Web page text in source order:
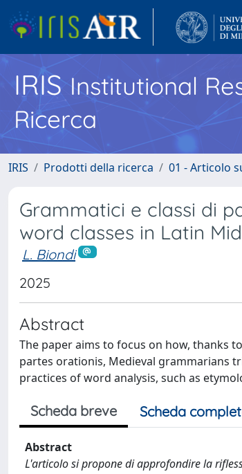
IRISInstitutional
Ricerca
IRIS Prodotti della ricerca 01 - Articolo
Grammatici e classi di
word classes in Latin
L. Biondi
2025
Abstract
The paper aims to focus on how, thanks
partes orationis, Medieval grammarians
practices of word analysis, such as
Scheda breve Scheda
Abstract
L'articolo si propone di approfondire la